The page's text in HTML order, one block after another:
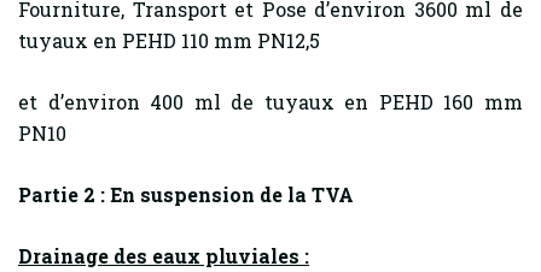
Fourniture, Transport et Pose d’environ 3600 ml de
tuyaux en PEHD 110 mm PN12,5
et d’environ 400 ml de tuyaux en PEHD 160 mm
PN10
Partie 2 : En suspension de la TVA
Drainage des eaux pluviales :